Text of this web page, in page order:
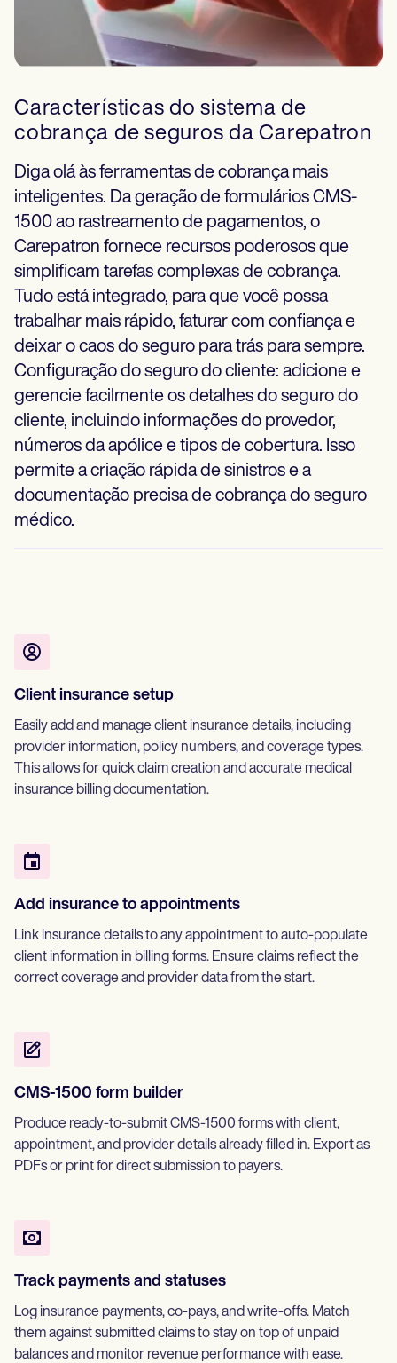
Características do sistema de
cobrança de seguros da Carepatron
Diga olá às ferramentas de cobrança mais
inteligentes. Da geração de formulários CMS-
1500 ao rastreamento de pagamentos, o
Carepatron fornece recursos poderosos que
simplificam tarefas complexas de cobrança.
Tudo está integrado, para que você possa
trabalhar mais rápido, faturar com confiança e
deixar o caos do seguro para trás para sempre.
Configuração do seguro do cliente: adicione e
gerencie facilmente os detalhes do seguro do
cliente, incluindo informações do provedor,
números da apólice e tipos de cobertura. Isso
permite a criação rápida de sinistros e a
documentação precisa de cobrança do seguro
médico.
Client insurance setup
Easily add and manage client insurance details, including
provider information, policy numbers, and coverage types.
This allows for quick claim creation and accurate medical
insurance billing documentation.
Add insurance to appointments
Link insurance details to any appointment to auto-populate
client information in billing forms. Ensure claims reflect the
correct coverage and provider data from the start.
CMS-1500 form builder
Produce ready-to-submit CMS-1500 forms with client,
appointment, and provider details already filled in. Export as
PDFs or print for direct submission to payers.
Track payments and statuses
Log insurance payments, co-pays, and write-offs. Match
them against submitted claims to stay on top of unpaid
balances and monitor revenue performance with ease.